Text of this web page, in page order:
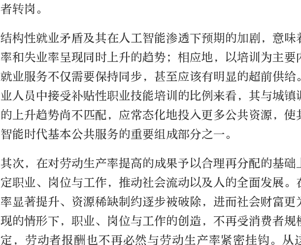
者转岗。
结构性就业矛盾及其在人工智能渗透下预期的加剧，意味
率和失业率呈现同时上升的趋势；相应地，以培训为主要
就业服务不仅需要保持同步，甚至应该有明显的超前供给
业人员中接受补贴性职业技能培训的比例来看，其与城镇
的上升趋势尚不匹配，应常态化地投入更多公共资源，使
智能时代基本公共服务的重要组成部分之一。
其次，在对劳动生产率提高的成果予以合理再分配的基础
定职业、岗位与工作，推动社会流动以及人的全面发展。
率显著提升、资源稀缺制约逐步被破除，进而社会财富更
现的情形下，职业、岗位与工作的创造，不再受消费者规
定，劳动者报酬也不再必然与劳动生产率紧密挂钩。从